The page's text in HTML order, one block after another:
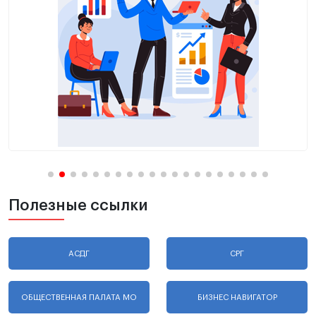
Полезные ссылки
АСДГ СРГ
ОБЩЕСТВЕННАЯ ПАЛАТА МО БИЗНЕС НАВИГАТОР